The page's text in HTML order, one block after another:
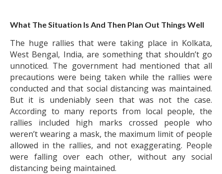
What The Situation Is And Then Plan Out Things Well
The huge rallies that were taking place in Kolkata,
West Bengal, India, are something that shouldn’t go
unnoticed. The government had mentioned that all
precautions were being taken while the rallies were
conducted and that social distancing was maintained.
But it is undeniably seen that was not the case.
According to many reports from local people, the
rallies included high marks crossed people who
weren’t wearing a mask, the maximum limit of people
allowed in the rallies, and not exaggerating. People
were falling over each other, without any social
distancing being maintained.